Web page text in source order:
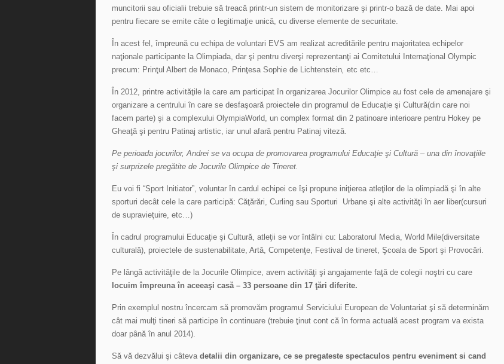
muncitorii sau oficialii trebuie să treacă printr-un sistem de monitorizare şi printr-o bază de date. Mai apoi
pentru fiecare se emite câte o legitimaţie unică, cu diverse elemente de securitate.
În acest fel, împreună cu echipa de voluntari EVS am realizat acreditările pentru majoritatea echipelor
naţionale participante la Olimpiada, dar şi pentru diverşi reprezentanţi ai Comitetului Internaţional Olympic
precum: Prinţul Albert de Monaco, Prinţesa Sophie de Lichtenstein, etc etc…
În 2012, printre activităţile la care am participat în organizarea Jocurilor Olimpice au fost cele de amenajare şi
organizare a centrului în care se desfaşoară proiectele din programul de Educaţie şi Cultură(din care noi
facem parte) şi a complexului OlympiaWorld, un complex format din 2 patinoare interioare pentru Hokey pe
Gheaţă şi pentru Patinaj artistic, iar unul afară pentru Patinaj viteză.
Pe perioada jocurilor, Andrei se va ocupa de promovarea programului Educaţie şi Cultură – una din înovaţiile
şi surprizele pregătite de Jocurile Olimpice de Tineret.
Eu voi fi “Sport Initiator”, voluntar în cardul echipei ce îşi propune iniţierea atleţilor de la olimpiadă şi în alte
sporturi decât cele la care participă: Căţărări, Curling sau Sporturi Urbane şi alte activităţi în aer liber(cursuri
de supravieţuire, etc…)
În cadrul programului Educaţie şi Cultură, atleţii se vor întâlni cu: Laboratorul Media, World Mile(diversitate
culturală), proiectele de sustenabilitate, Artă, Competenţe, Festival de tineret, Şcoala de Sport şi Provocări.
Pe lângă activităţile de la Jocurile Olimpice, avem activităţi şi angajamente faţă de colegii noştri cu care
locuim împreuna în aceeaşi casă – 33 persoane din 17 ţări diferite.
Prin exemplul nostru încercam să promovăm programul Serviciului European de Voluntariat şi să determinăm
cât mai mulţi tineri să participe în continuare (trebuie ţinut cont că în forma actuală acest program va exista
doar până în anul 2014).
Să vă dezvălui şi câtevadetalii din organizare, ce se pregateste spectaculos pentru eveniment si cand